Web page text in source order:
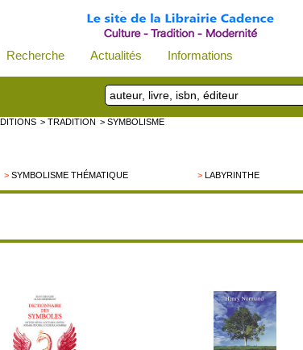
Recherche Actualités Informations
> TRADITION > SYMBOLISME
>SYMBOLISME THÉMATIQUE >LABYRINTHE